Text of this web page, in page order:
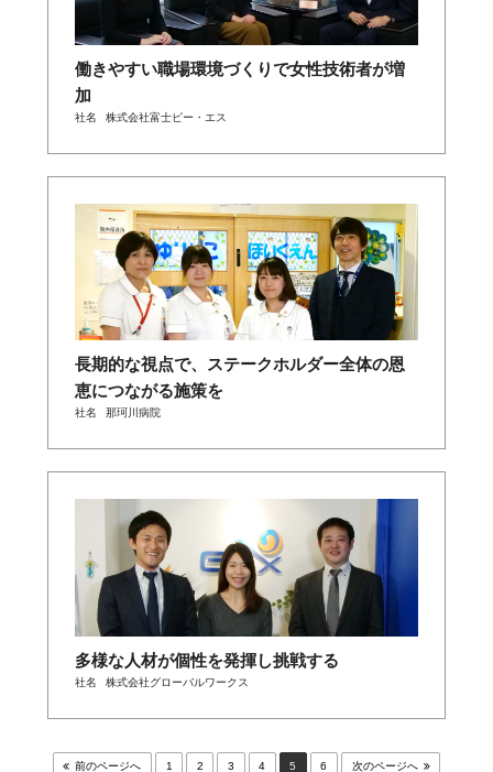
働きやすい職場環境づくりで女性技術者が増
加
社名 株式会社富士ピー・エス
長期的な視点で、ステークホルダー全体の恩
恵につながる施策を
社名 那珂川病院
多様な人材が個性を発揮し挑戦する
社名 株式会社グローバルワークス
前のページへ 1 2 3 4 5 6 次のページへ